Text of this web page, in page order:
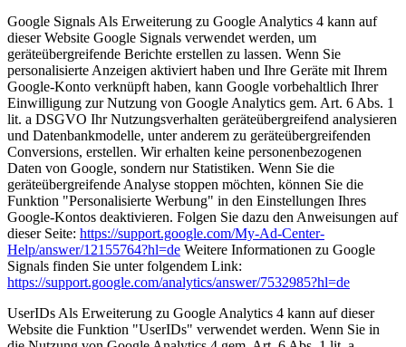
Google Signals Als Erweiterung zu Google Analytics 4 kann auf
dieser Website Google Signals verwendet werden, um
geräteübergreifende Berichte erstellen zu lassen. Wenn Sie
personalisierte Anzeigen aktiviert haben und Ihre Geräte mit Ihrem
Google-Konto verknüpft haben, kann Google vorbehaltlich Ihrer
Einwilligung zur Nutzung von Google Analytics gem. Art. 6 Abs. 1
lit. a DSGVO Ihr Nutzungsverhalten geräteübergreifend analysieren
und Datenbankmodelle, unter anderem zu geräteübergreifenden
Conversions, erstellen. Wir erhalten keine personenbezogenen
Daten von Google, sondern nur Statistiken. Wenn Sie die
geräteübergreifende Analyse stoppen möchten, können Sie die
Funktion "Personalisierte Werbung" in den Einstellungen Ihres
Google-Kontos deaktivieren. Folgen Sie dazu den Anweisungen auf
dieser Seite: https://support.google.com/My-Ad-Center-
Help/answer/12155764?hl=de Weitere Informationen zu Google
Signals finden Sie unter folgendem Link:
https://support.google.com/analytics/answer/7532985?hl=de
UserIDs Als Erweiterung zu Google Analytics 4 kann auf dieser
Website die Funktion "UserIDs" verwendet werden. Wenn Sie in